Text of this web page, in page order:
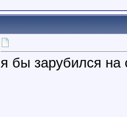
я бы зарубился на